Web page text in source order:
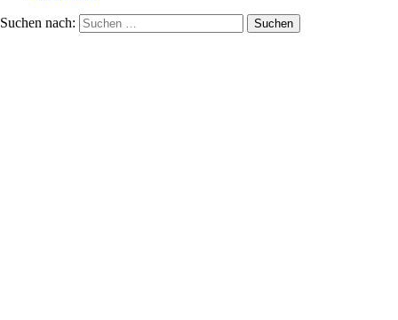
Suchen nach: